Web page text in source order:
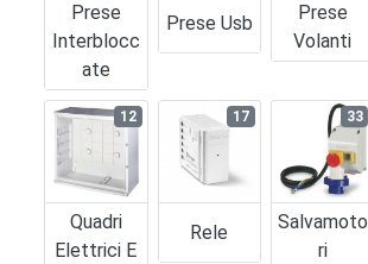
Prese
Interblocc
Ate
Prese Usb
Prese
Volanti
Quadri
Elettrici E
12
Rele
17
Salvamoto
Ri
33